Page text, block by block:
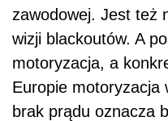
zawodowej. Jest też
wizji blackoutów. A
motoryzacja, a
Europie motoryzacja
brak prądu oznacza